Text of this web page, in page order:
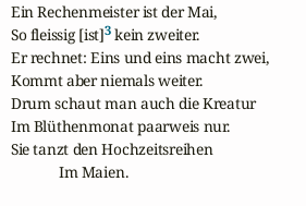
Ein Rechenmeister ist der Mai,
So fleissig [ist]3 kein zweiter.
Er rechnet: Eins und eins macht zwei,
Kommt aber niemals weiter.
Drum schaut man auch die Kreatur
Im Blüthenmonat paarweis nur.
Sie tanzt den Hochzeitsreihen
             Im Maien.